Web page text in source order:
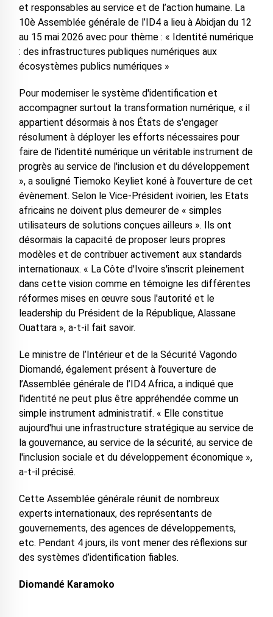
et responsables au service et de l’action humaine. La
10è Assemblée générale de l’ID4 a lieu à Abidjan du 12
au 15 mai 2026 avec pour thème : « Identité numérique
: des infrastructures publiques numériques aux
écosystèmes publics numériques »
Pour moderniser le système d'identification et
accompagner surtout la transformation numérique, « il
appartient désormais à nos États de s'engager
résolument à déployer les efforts nécessaires pour
faire de l'identité numérique un véritable instrument de
progrès au service de l'inclusion et du développement
», a souligné Tiemoko Keyliet koné à l’ouverture de cet
évènement. Selon le Vice-Président ivoirien, les Etats
africains ne doivent plus demeurer de « simples
utilisateurs de solutions conçues ailleurs ». Ils ont
désormais la capacité de proposer leurs propres
modèles et de contribuer activement aux standards
internationaux. « La Côte d'Ivoire s'inscrit pleinement
dans cette vision comme en témoigne les différentes
réformes mises en œuvre sous l'autorité et le
leadership du Président de la République, Alassane
Ouattara », a-t-il fait savoir.
Le ministre de l’Intérieur et de la Sécurité Vagondo
Diomandé, également présent à l’ouverture de
l’Assemblée générale de l’ID4 Africa, a indiqué que
l'identité ne peut plus être appréhendée comme un
simple instrument administratif. « Elle constitue
aujourd'hui une infrastructure stratégique au service de
la gouvernance, au service de la sécurité, au service de
l'inclusion sociale et du développement économique »,
a-t-il précisé.
Cette Assemblée générale réunit de nombreux
experts internationaux, des représentants de
gouvernements, des agences de développements,
etc. Pendant 4 jours, ils vont mener des réflexions sur
des systèmes d’identification fiables.
Diomandé Karamoko